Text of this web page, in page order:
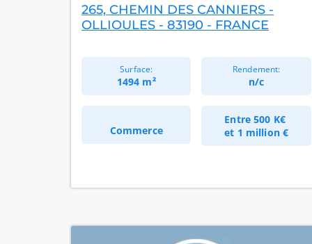
265, CHEMIN DES CANNIERS -
OLLIOULES - 83190 - FRANCE
Surface:
1494 m²
Rendement:
n/c
Commerce
Entre500 K€
et 1 million €